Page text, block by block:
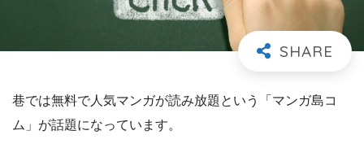
巷では無料で人気マンガが読み放題という「マンガ島コ
ム」が話題になっています。